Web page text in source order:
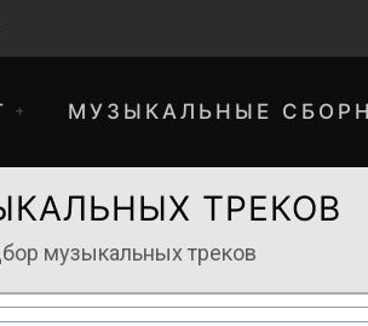
МУЗЫКАЛЬНЫЕ
ТРЕКОВ
музыкальных треков